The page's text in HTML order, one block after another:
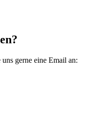
gerne eine Email an: